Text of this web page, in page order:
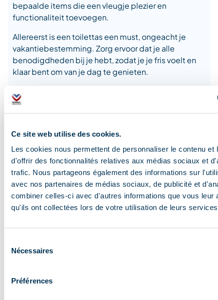
Ce site web utilise des cookies.
Les cookies nous permettent de personnaliser le contenu et
d'offrir des fonctionnalités relatives aux médias sociaux et
trafic. Nous partageons également des informations sur
avec nos partenaires de médias sociaux, de publicité et
combiner celles-ci avec d'autres informations que vous leur
qu'ils ont collectées lors de votre utilisation de leurs
Nécessaires
Préférences
bepaalde items die een vleugje plezier en
functionaliteit toevoegen.
Allereerst is een toilettas een must, ongeacht je
vakantiebestemming. Zorg ervoor dat je alle
benodigdheden bij je hebt, zodat je je fris voelt en
klaar bent om van je dag te genieten.
altijd in contact en stelt je in staat om
Neem een camera mee om de herinneringen aan je
verblijf te bewaren. Zo kun je de adembenemende
landschappen, de momenten van gezelligheid met
je geliefden en alle ontdekkingen vereeuwigen.
Vergeet niet je apparatuur op te laden voor je
vertrekt, en neem alle benodigde opladers mee.
Als je met familie of vrienden gaat, neem dan een
om warme herinneringen te creëren en gezellige